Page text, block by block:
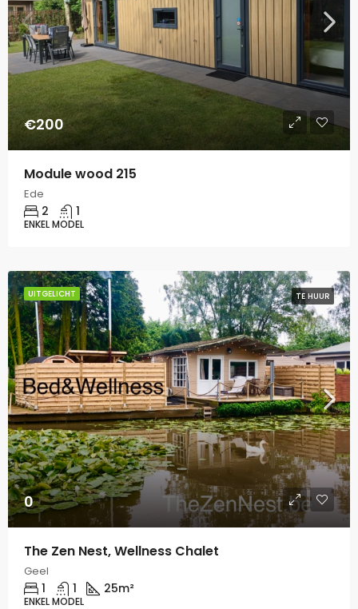
€200
Module wood 215
Ede
2 1
ENKEL MODEL
UITGELICHT TE HUUR
0
The Zen Nest, Wellness Chalet
Geel
1 1 25m²
ENKEL MODEL